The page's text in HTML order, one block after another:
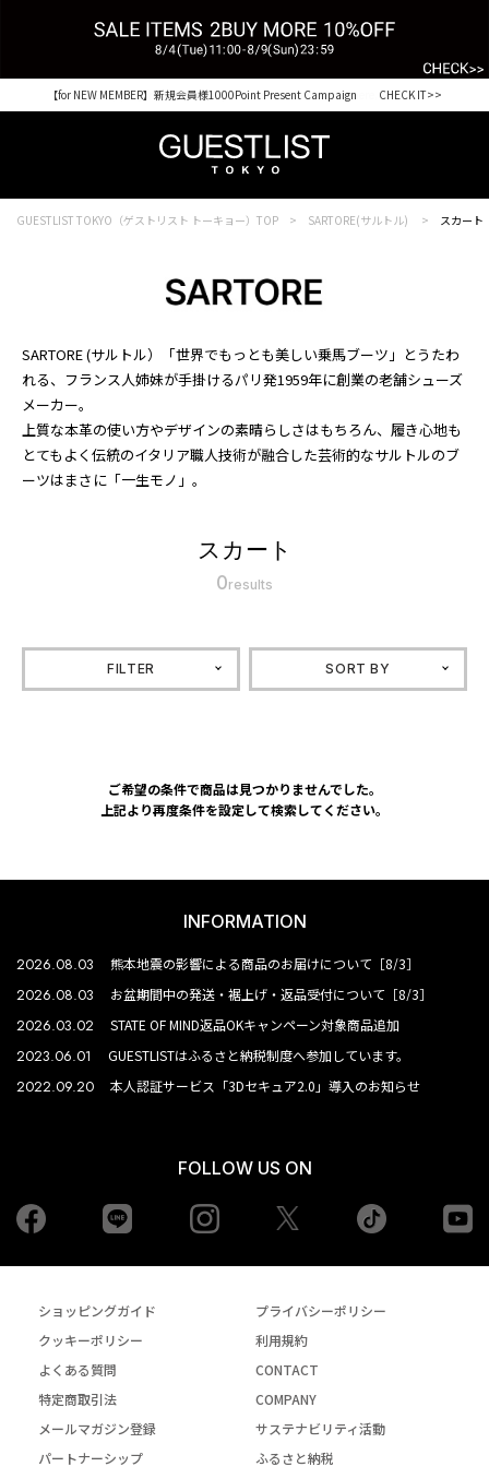
Shopping from outside Japan? Visit our Global Site here. >>
【for NEW MEMBER】新規会員様1000Point Present Campaign CHECK IT>>
GUESTLIST TOKYO（ゲストリスト トーキョー）TOP SARTORE(サルトル) スカート
SARTORE (サルトル）「世界でもっとも美しい乗馬ブーツ」とうたわ
れる、フランス人姉妹が手掛けるパリ発1959年に創業の老舗シューズ
メーカー。
上質な本革の使い方やデザインの素晴らしさはもちろん、履き心地も
とてもよく伝統のイタリア職人技術が融合した芸術的なサルトルのブ
ーツはまさに「一生モノ」。
スカート
0results
FILTER SORT BY
ご希望の条件で商品は見つかりませんでした。
上記より再度条件を設定して検索してください。
INFORMATION
2026.08.03 熊本地震の影響による商品のお届けについて［8/3］
2026.08.03 お盆期間中の発送・裾上げ・返品受付について［8/3］
2026.03.02 STATE OF MIND返品OKキャンペーン対象商品追加
2023.06.01 GUESTLISTはふるさと納税制度へ参加しています。
2022.09.20 本人認証サービス「3Dセキュア2.0」導入のお知らせ
FOLLOW US ON
Facebook Instagram tiktok
ショッピングガイド
プライバシーポリシー
クッキーポリシー
利用規約
よくある質問
CONTACT
特定商取引法
COMPANY
メールマガジン登録
サステナビリティ活動
パートナーシップ
ふるさと納税